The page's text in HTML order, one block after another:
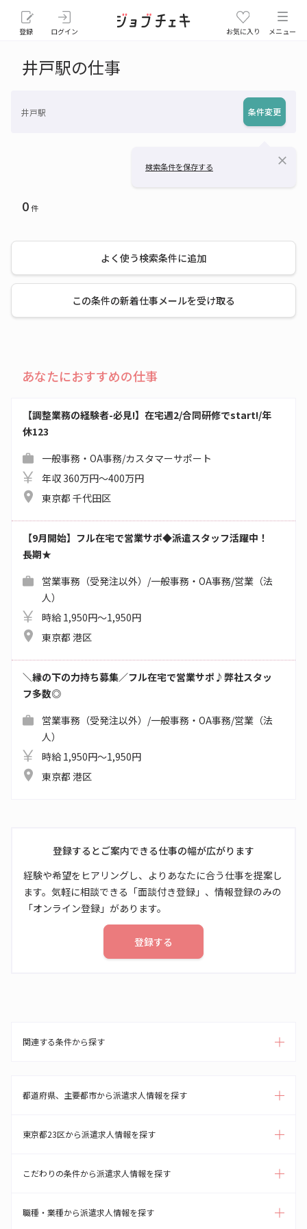
登録 ログイン お気に入り メニュー
井戸駅の仕事
井戸駅 条件変更
検索条件を保存する close
0件
よく使う検索条件に追加
この条件の新着仕事メールを受け取る
あなたにおすすめの仕事
【調整業務の経験者-必見!】在宅週2/合同研修でstart!/年
休123
一般事務・OA事務/カスタマーサポート
年収 360万円～400万円
東京都 千代田区
【9月開始】フル在宅で営業サポ◆派遣スタッフ活躍中！
長期★
営業事務（受発注以外）/一般事務・OA事務/営業（法
人）
時給 1,950円～1,950円
東京都 港区
＼縁の下の力持ち募集／フル在宅で営業サポ♪弊社スタッ
フ多数◎
営業事務（受発注以外）/一般事務・OA事務/営業（法
人）
時給 1,950円～1,950円
東京都 港区
登録するとご案内できる仕事の幅が広がります
経験や希望をヒアリングし、よりあなたに合う仕事を提案し
ます。気軽に相談できる「面談付き登録」、情報登録のみの
「オンライン登録」があります。
登録する
関連する条件から探す
都道府県、主要都市から派遣求人情報を探す
東京都23区から派遣求人情報を探す
こだわりの条件から派遣求人情報を探す
職種・業種から派遣求人情報を探す